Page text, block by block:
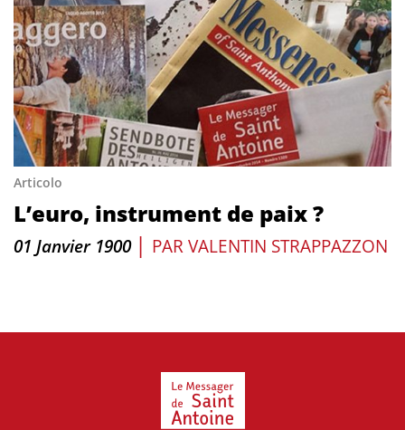
Articolo
L’euro, instrument de paix ?
01 Janvier 1900 | PARVALENTIN STRAPPAZZON